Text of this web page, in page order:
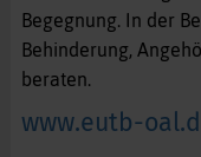
Begegnung. In der
Behinderung,
beraten.
www.eutb-